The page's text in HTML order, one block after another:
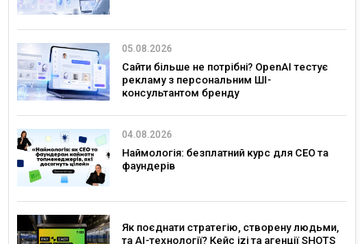
05.08.2026
Сайти більше не потрібні? OpenAI тестує
рекламу з персональним ШІ-
консультантом бренду
04.08.2026
Наймологія: безплатний курс для CEO та
фаундерів
Як поєднати стратегію, створену людьми,
та AI-технології? Кейс izi та агенції SHOTS